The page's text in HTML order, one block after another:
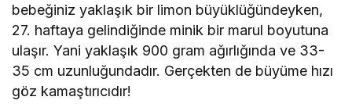
bebeğiniz yaklaşık bir limon büyüklüğündeyken,
27. haftaya gelindiğinde minik bir marul boyutuna
ulaşır. Yani yaklaşık 900 gram ağırlığında ve 33-
35 cm uzunluğundadır. Gerçekten de büyüme hızı
göz kamaştırıcıdır!